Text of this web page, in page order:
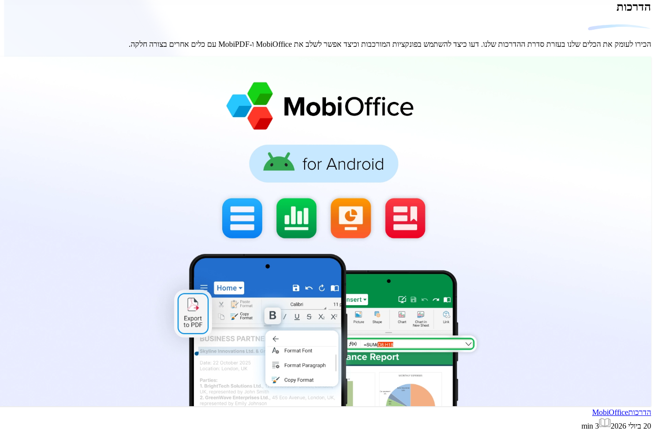
הדרכות
הכירו לעומק את הכלים שלנו בעזרת סדרת ההדרכות שלנו. דעו כיצד להשתמש בפונקציות המורכבות וכיצד אפשר לשלב את MobiOffice ו-MobiPDF עם כלים אחרים בצורה חלקה.
הדרכותMobiOffice
20 ביולי 2026
3